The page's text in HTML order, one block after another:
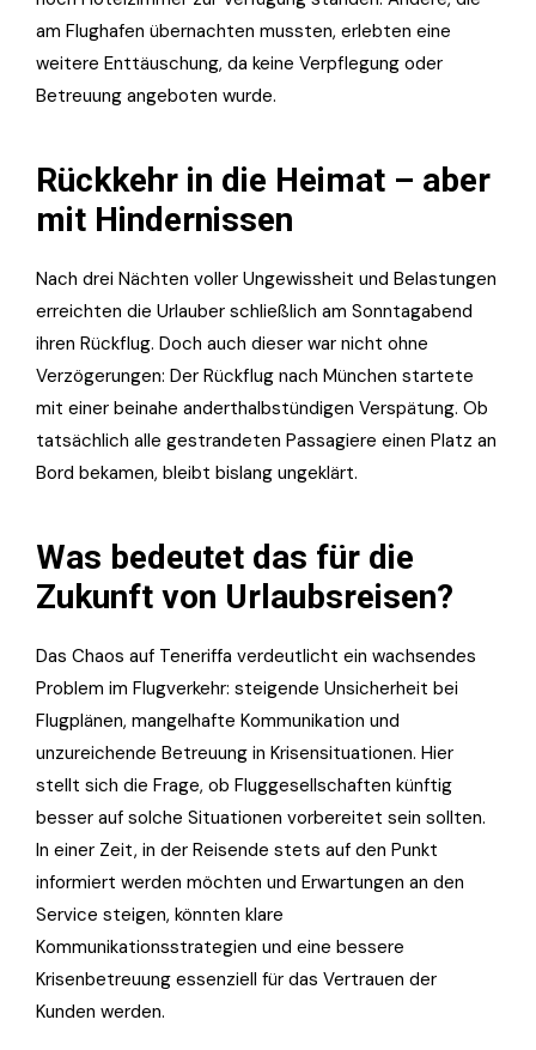
am Flughafen übernachten mussten, erlebten eine
weitere Enttäuschung, da keine Verpflegung oder
Betreuung angeboten wurde.
Rückkehr in die Heimat – aber
mit Hindernissen
Nach drei Nächten voller Ungewissheit und Belastungen
erreichten die Urlauber schließlich am Sonntagabend
ihren Rückflug. Doch auch dieser war nicht ohne
Verzögerungen: Der Rückflug nach München startete
mit einer beinahe anderthalbstündigen Verspätung. Ob
tatsächlich alle gestrandeten Passagiere einen Platz an
Bord bekamen, bleibt bislang ungeklärt.
Was bedeutet das für die
Zukunft von Urlaubsreisen?
Das Chaos auf Teneriffa verdeutlicht ein wachsendes
Problem im Flugverkehr: steigende Unsicherheit bei
Flugplänen, mangelhafte Kommunikation und
unzureichende Betreuung in Krisensituationen. Hier
stellt sich die Frage, ob Fluggesellschaften künftig
besser auf solche Situationen vorbereitet sein sollten.
In einer Zeit, in der Reisende stets auf den Punkt
informiert werden möchten und Erwartungen an den
Service steigen, könnten klare
Kommunikationsstrategien und eine bessere
Krisenbetreuung essenziell für das Vertrauen der
Kunden werden.